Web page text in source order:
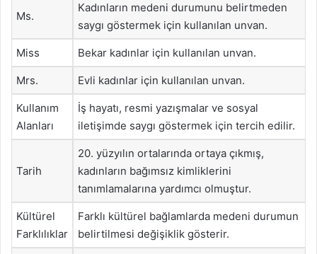
Ms.
Kadınların medeni durumunu belirtmeden
saygı göstermek için kullanılan unvan.
Miss Bekar kadınlar için kullanılan unvan.
Mrs. Evli kadınlar için kullanılan unvan.
Kullanım
Alanları
İş hayatı, resmi yazışmalar ve sosyal
iletişimde saygı göstermek için tercih edilir.
Tarih
20. yüzyılın ortalarında ortaya çıkmış,
kadınların bağımsız kimliklerini
tanımlamalarına yardımcı olmuştur.
Kültürel
Farklılıklar
Farklı kültürel bağlamlarda medeni durumun
belirtilmesi değişiklik gösterir.